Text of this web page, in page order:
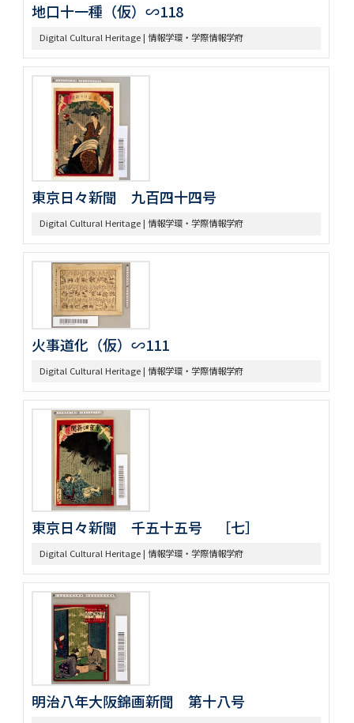
地口十一種（仮）∽118
Digital Cultural Heritage | 情報学環・学際情報学府
東京日々新聞 九百四十四号
Digital Cultural Heritage | 情報学環・学際情報学府
火事道化（仮）∽111
Digital Cultural Heritage | 情報学環・学際情報学府
東京日々新聞 千五十五号 ［七］
Digital Cultural Heritage | 情報学環・学際情報学府
明治八年大阪錦画新聞 第十八号